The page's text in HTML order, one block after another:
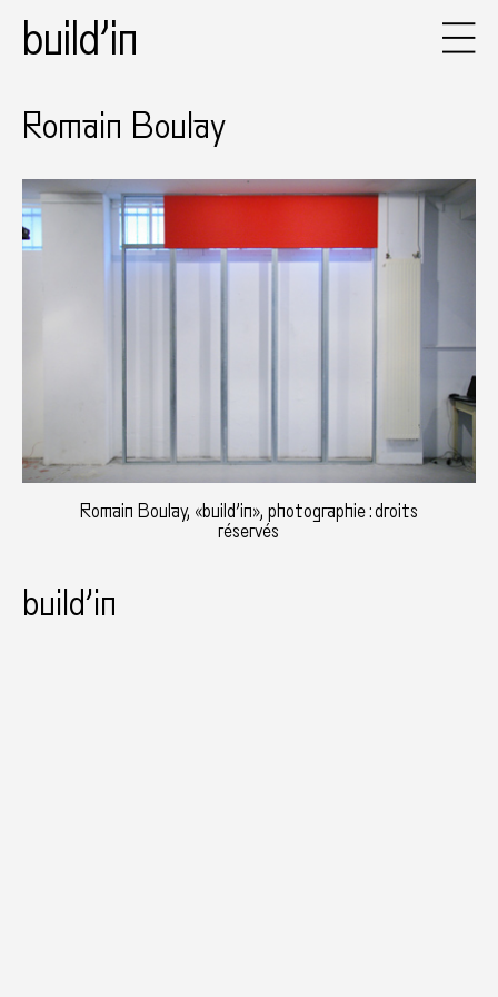
build’in
Romain Boulay
Romain Boulay, «build’in», photographie : droits
réservés
build’in